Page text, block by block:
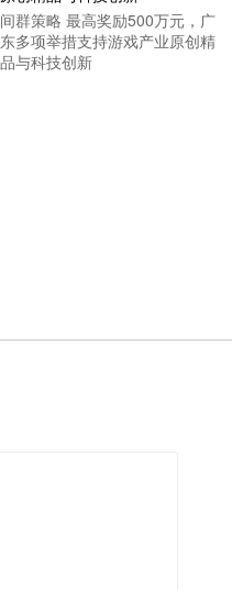
间群策略 最高奖励500万元，广
东多项举措支持游戏产业原创精
品与科技创新